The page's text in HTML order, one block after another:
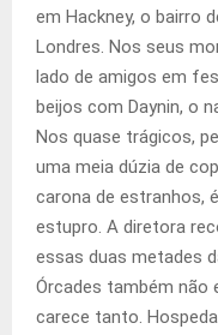
em Hackney, o bairro
Londres. Nos seus
lado de amigos em
beijos com Daynin, o
Nos quase trágicos,
uma meia dúzia de
carona de estranhos,
estupro. A diretora
essas duas metades
Órcades também não
carece tanto.